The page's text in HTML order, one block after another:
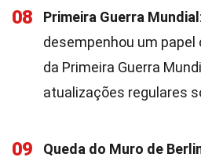
08 Primeira Guerra Mundial
desempenhou um
da Primeira Guerra
atualizações regulares
09 Queda do Muro de